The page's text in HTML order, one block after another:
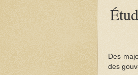
Des
des